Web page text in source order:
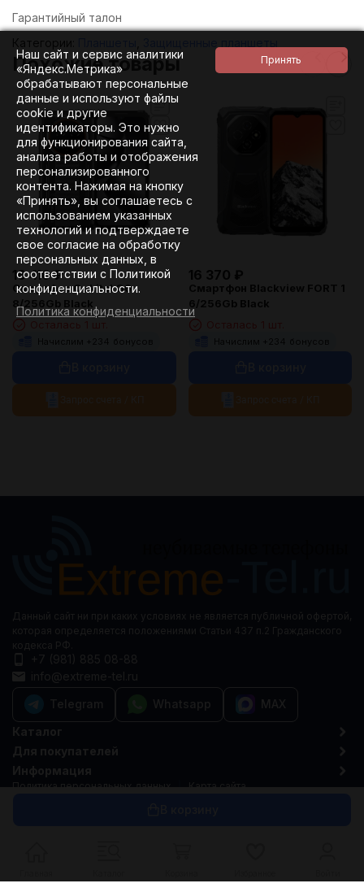
Гарантийный талон
Категории:
Похожие товары
16 410 ₽
Смартфон Oukitel G6
8/256Gb Black
Начислим + 234 бонусов
16 370 ₽
Смартфон Blackview FORT 1
6/256Gb Black
Начислим + 234 бонусов
Наш сайт и сервис аналитики
«Яндекс.Метрика»
обрабатывают персональные
данные и используют файлы
cookie и другие
идентификаторы. Это нужно
для функционирования сайта,
анализа работы и отображения
персонализированного
контента. Нажимая на кнопку
«Принять», вы соглашаетесь с
использованием указанных
технологий и подтверждаете
свое согласие на обработку
персональных данных, в
соответствии с Политикой
конфиденциальности.
Политика конфиденциальности